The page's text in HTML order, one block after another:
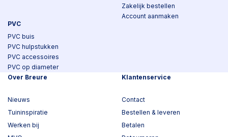
PVC
PVC buis
PVC hulpstukken
PVC accessoires
PVC op diameter
Zakelijk bestellen
Account aanmaken
Over Breure
Nieuws
Tuininspiratie
Werken bij
Klantenservice
Contact
Bestellen & leveren
Betalen